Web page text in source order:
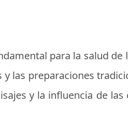
para la salud
las preparaciones
y la influencia de